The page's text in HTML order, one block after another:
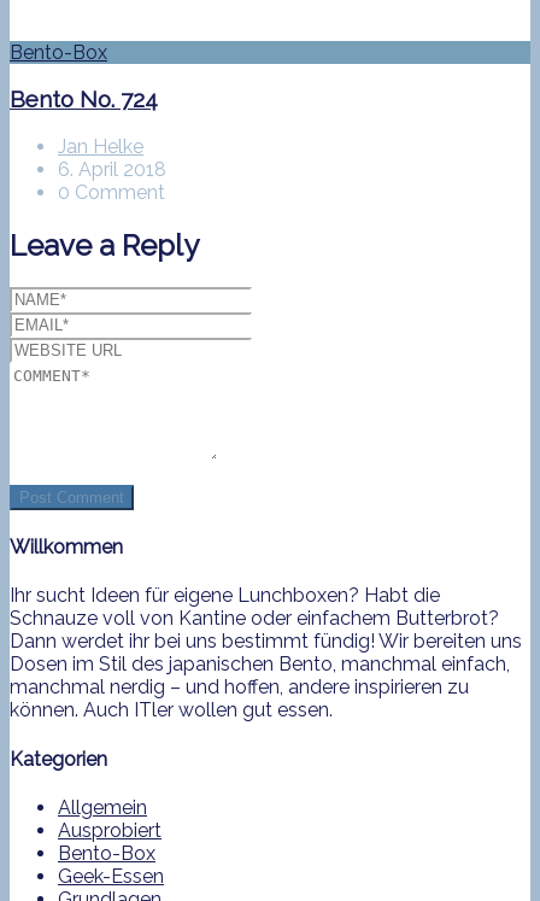
Bento-Box
Bento No. 724
Jan Helke
6. April 2018
0 Comment
Leave a Reply
Willkommen
Ihr sucht Ideen für eigene Lunchboxen? Habt die
Schnauze voll von Kantine oder einfachem Butterbrot?
Dann werdet ihr bei uns bestimmt fündig! Wir bereiten uns
Dosen im Stil des japanischen Bento, manchmal einfach,
manchmal nerdig – und hoffen, andere inspirieren zu
können. Auch ITler wollen gut essen.
Kategorien
Allgemein
Ausprobiert
Bento-Box
Geek-Essen